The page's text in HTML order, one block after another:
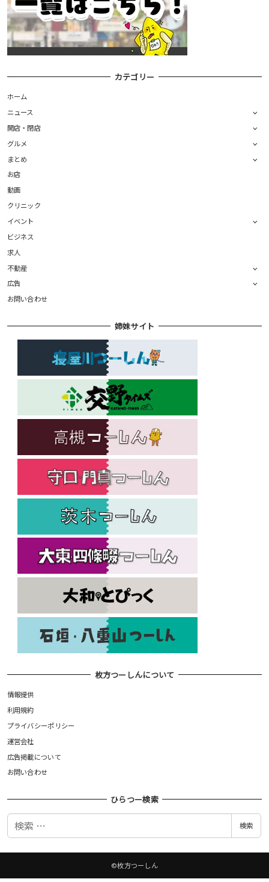
カテゴリー
ホーム
ニュース
開店・閉店
グルメ
まとめ
お店
動画
クリニック
イベント
ビジネス
求人
不動産
広告
お問い合わせ
姉妹サイト
枚方つーしんについて
情報提供
利用規約
プライバシーポリシー
運営会社
広告掲載について
お問い合わせ
ひらつー検索
検
検索
©枚方つーしん